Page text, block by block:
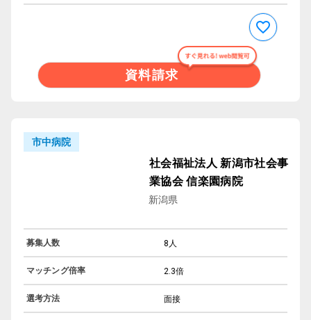
資料請求
市中病院
社会福祉法人 新潟市社会事
業協会 信楽園病院
新潟県
募集人数 8人
マッチング倍率 2.3倍
選考方法 面接